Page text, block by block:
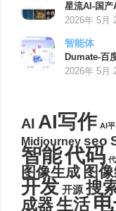
星流AI-国产
2026年 5月
智能体
Dumate-百
2026年 5月
AI AI写作 AI
Midjourney seo
智能代码
图像生成 图
开发 开源 搜
成器生活